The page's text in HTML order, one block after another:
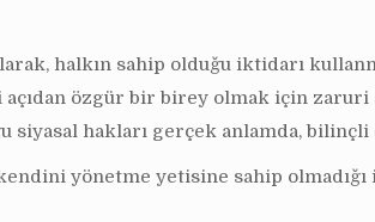
halkın sahip olduğu iktidarı
açıdan özgür bir birey olmak için
hakları gerçek anlamda,
yönetme yetisine sahip